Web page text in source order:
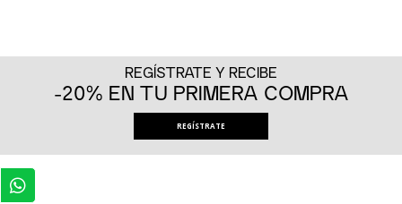
REGÍSTRATE Y RECIBE
-20% EN TU PRIMERA COMPRA
REGÍSTRATE